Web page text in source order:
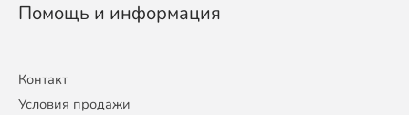
Помощь и информация
Контакт
Условия продажи